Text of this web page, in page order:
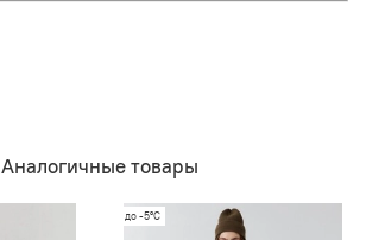
Аналогичные товары
до -5°C